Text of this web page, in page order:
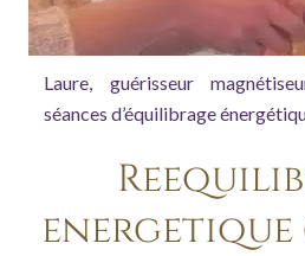
Laure, guérisseur
séances d’équilibrage